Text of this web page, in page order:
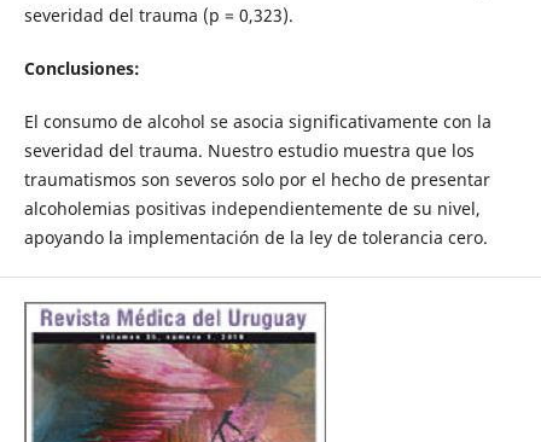
severidad del trauma (p = 0,323).
Conclusiones:
El consumo de alcohol se asocia significativamente con la
severidad del trauma. Nuestro estudio muestra que los
traumatismos son severos solo por el hecho de presentar
alcoholemias positivas independientemente de su nivel,
apoyando la implementación de la ley de tolerancia cero.